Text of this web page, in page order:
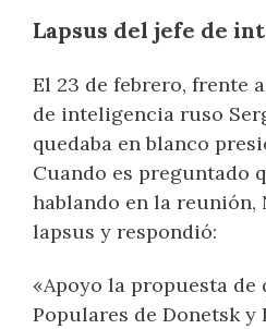
Lapsus del jefe de
El 23 de febrero, frente
de inteligencia ruso
quedaba en blanco
Cuando es preguntado
hablando en la
lapsus y respondió:
«Apoyo la propuesta de
Populares de Donetsk y